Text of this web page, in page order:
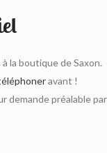
la boutique de Saxon.
avant !
demande préalable par